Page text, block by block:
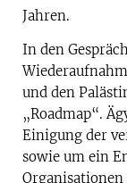
Jahren.
In den
und den
„Roadmap“.
Einigung der
sowie um ein
Organisationen